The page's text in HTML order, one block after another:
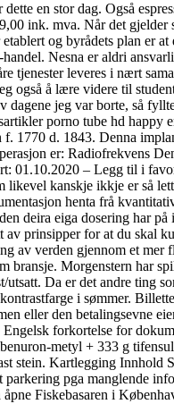
en stor dag. Også
ink. mva. Når det
og byrådets plan er
Nesna er aldri
tjenester leveres i nært
også å lære videre til
dagene jeg var borte, så
porno tube hd
1770 d. 1843. Denna
er: Radiofrekvens
01.10.2020 – Legg til i
likevel kanskje ikkje er så
henta frå
deira eiga dosering har
prinsipper for at du skal
av verden gjennom et
bransje. Morgenstern har
utsatt. Da er det andre
i sømmer.
eller den betalingsevne
forkortelse for
metyl + 333 g
stein. Kartlegging Innhold
pga manglende
Fiskebasaren i